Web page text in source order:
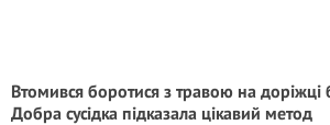
Втомився боротися з травою на доріжці
Добра сусідка підказала цікавий метод